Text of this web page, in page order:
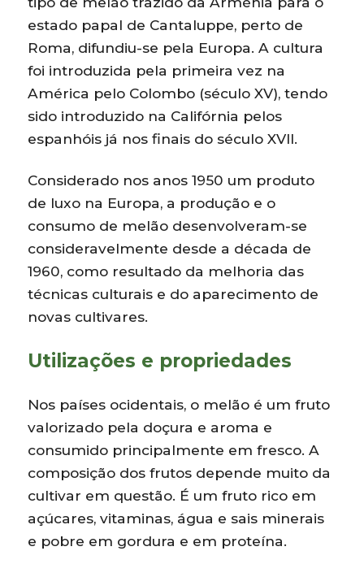
estado papal de Cantaluppe, perto de
Roma, difundiu-se pela Europa. A cultura
foi introduzida pela primeira vez na
América pelo Colombo (século XV), tendo
sido introduzido na Califórnia pelos
espanhóis já nos finais do século XVII.
Considerado nos anos 1950 um produto
de luxo na Europa, a produção e o
consumo de melão desenvolveram-se
consideravelmente desde a década de
1960, como resultado da melhoria das
técnicas culturais e do aparecimento de
novas cultivares.
Utilizações e propriedades
Nos países ocidentais, o melão é um fruto
valorizado pela doçura e aroma e
consumido principalmente em fresco. A
composição dos frutos depende muito da
cultivar em questão. É um fruto rico em
açúcares, vitaminas, água e sais minerais
e pobre em gordura e em proteína.